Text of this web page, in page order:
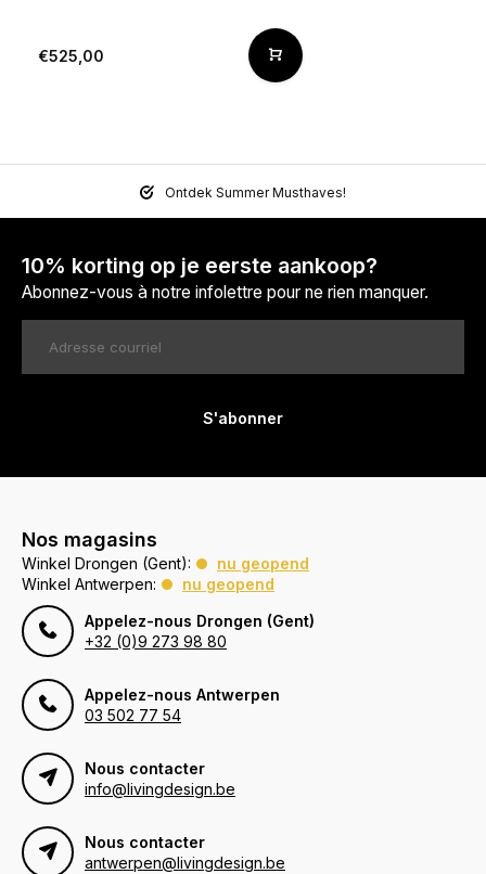
€525,00
Ontdek Summer Musthaves!
10% korting op je eerste aankoop?
Abonnez-vous à notre infolettre pour ne rien manquer.
S'abonner
Nos magasins
Winkel Drongen (Gent):
nu geopend
Winkel Antwerpen:
nu geopend
Appelez-nous Drongen (Gent)
+32 (0)9 273 98 80
Appelez-nous Antwerpen
03 502 77 54
Nous contacter
info@livingdesign.be
Nous contacter
antwerpen@livingdesign.be